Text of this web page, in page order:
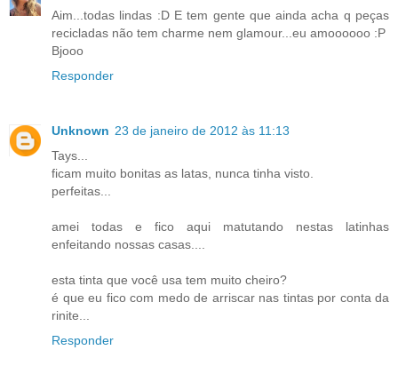
Aim...todas lindas :D E tem gente que ainda acha q peças
recicladas não tem charme nem glamour...eu amoooooo :P
Bjooo
Responder
Unknown 23 de janeiro de 2012 às 11:13
Tays...
ficam muito bonitas as latas, nunca tinha visto.
perfeitas...
amei todas e fico aqui matutando nestas latinhas
enfeitando nossas casas....
esta tinta que você usa tem muito cheiro?
é que eu fico com medo de arriscar nas tintas por conta da
rinite...
Responder